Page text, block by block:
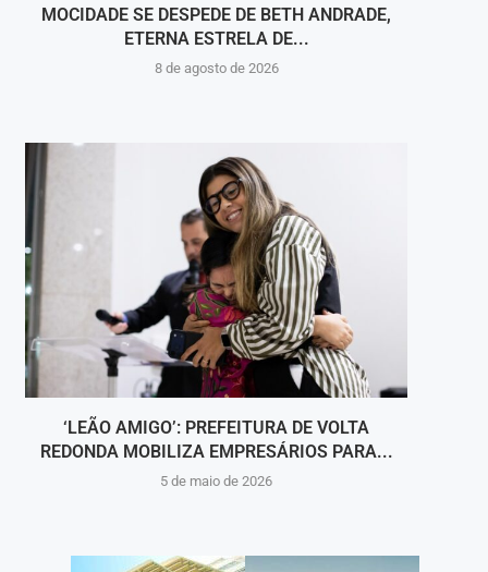
MOCIDADE SE DESPEDE DE BETH ANDRADE,
ETERNA ESTRELA DE...
8 de agosto de 2026
‘LEÃO AMIGO’: PREFEITURA DE VOLTA
REDONDA MOBILIZA EMPRESÁRIOS PARA...
5 de maio de 2026